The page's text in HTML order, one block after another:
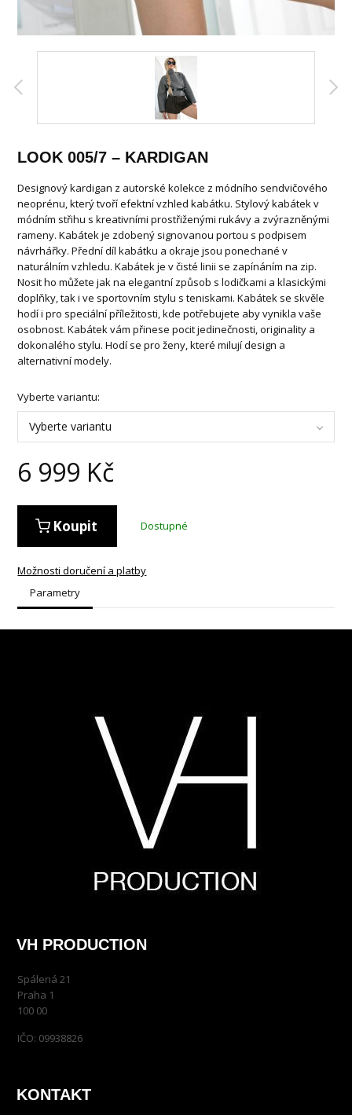
LOOK 005/7 – KARDIGAN
Designový kardigan z autorské kolekce z módního sendvičového
neoprénu, který tvoří efektní vzhled kabátku. Stylový kabátek v
módním střihu s kreativními prostřiženými rukávy a zvýrazněnými
rameny. Kabátek je zdobený signovanou portou s podpisem
návrhářky. Přední díl kabátku a okraje jsou ponechané v
naturálním vzhledu. Kabátek je v čisté linii se zapínáním na zip.
Nosit ho můžete jak na elegantní způsob s lodičkami a klasickými
doplňky, tak i ve sportovním stylu s teniskami. Kabátek se skvěle
hodí i pro speciální příležitosti, kde potřebujete aby vynikla vaše
osobnost. Kabátek vám přinese pocit jedinečnosti, originality a
dokonalého stylu. Hodí se pro ženy, které milují design a
alternativní modely.
Vyberte variantu:
Vyberte variantu
6 999 Kč
Koupit Dostupné
Možnosti doručení a platby
Parametry
VH PRODUCTION
Spálená 21
Praha 1
100 00
IČO: 09938826
KONTAKT